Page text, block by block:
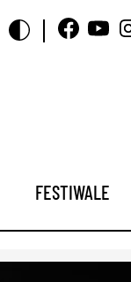
FESTIWALE